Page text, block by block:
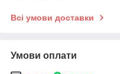
Всі умови доставки
Умови оплати